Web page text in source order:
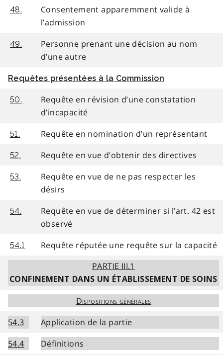
48.
Consentement apparemment valide à
l’admission
49.
Personne prenant une décision au nom
d’une autre
Requêtes présentées à la Commission
50.
Requête en révision d’une constatation
d’incapacité
51. Requête en nomination d’un représentant
52. Requête en vue d’obtenir des directives
53.
Requête en vue de ne pas respecter les
désirs
54.
Requête en vue de déterminer si l’art. 42 est
observé
54.1
Requête réputée une requête sur la capacité
PARTIE III.1
CONFINEMENT DANS UN ÉTABLISSEMENT DE SOINS
Dispositions générales
54.3
Application de la partie
54.4
Définitions